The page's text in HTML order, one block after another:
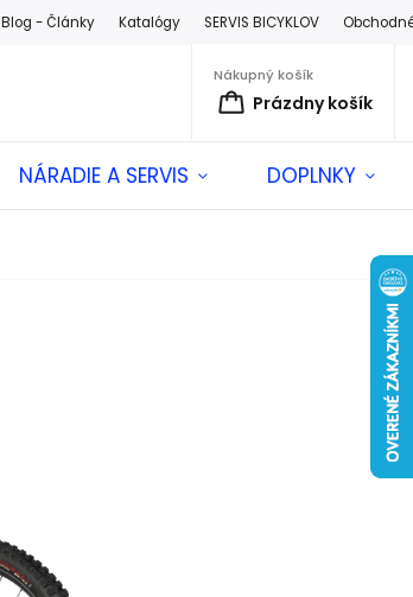
Blog - Články Katalógy SERVIS BICYKLOV
Nákupný košík
Prázdny košík
NÁRADIE A SERVIS DOPLNKY